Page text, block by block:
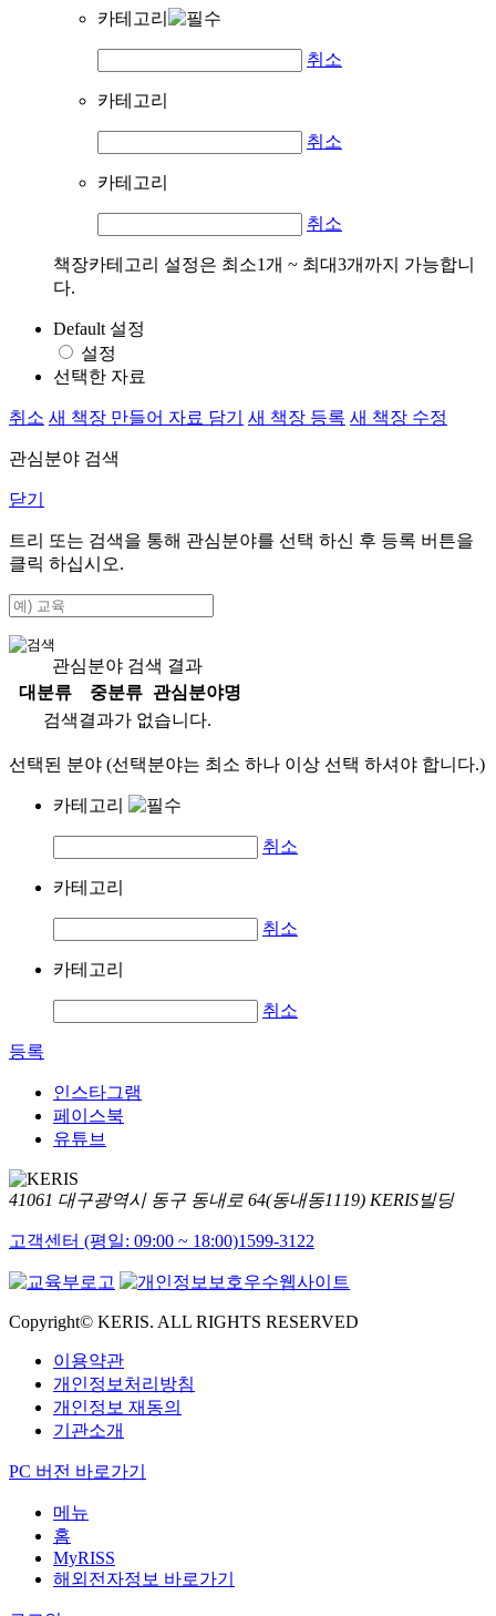
카테고리
취소
카테고리
취소
카테고리
취소
책장카테고리 설정은 최소1개 ~ 최대3개까지 가능합니
다.
Default 설정
설정
선택한 자료
취소 새 책장 만들어 자료 담기 새 책장 등록 새 책장 수정
관심분야 검색
닫기
트리 또는 검색을 통해 관심분야를 선택 하신 후 등록 버튼을
클릭 하십시오.
관심분야 검색 결과
대분류
중분류
관심분야명
검색결과가 없습니다.
선택된 분야 (선택분야는 최소 하나 이상 선택 하셔야 합니다.)
카테고리
취소
카테고리
취소
카테고리
취소
등록
인스타그램
페이스북
유튜브
41061 대구광역시 동구 동내로 64(동내동1119) KERIS빌딩
고객센터 (평일: 09:00 ~ 18:00)1599-3122
Copyright© KERIS. ALL RIGHTS RESERVED
이용약관
개인정보처리방침
개인정보 재동의
기관소개
PC 버전 바로가기
메뉴
홈
MyRISS
해외전자정보 바로가기